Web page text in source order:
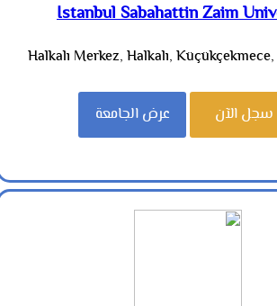
Istanbul Sabahattin Zaim
Halkalı Merkez, Halkalı,
سجل الآن عرض الجامعة